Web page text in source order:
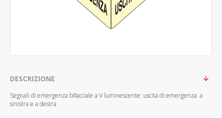
DESCRIZIONE
Segnali di emergenza bifacciale a V luminescente: uscita di emergenza a
sinistra e a destra